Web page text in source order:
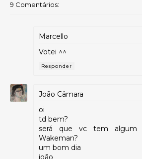
9 Comentários:
Marcello
Votei ^^
Responder
João Câmara
oi
td bem?
será que vc tem algum
Wakeman?
um bom dia
joão